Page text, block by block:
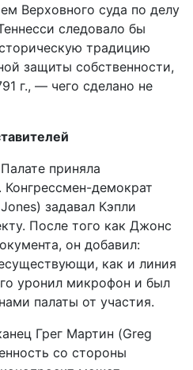
Верховного суда по делу
следовало бы
традицию
защиты собственности,
г., — чего сделано не
приняла
демократ
задавал Кэпли
После того как Джонс
он добавил:
как и линия
уронил микрофон и был
палаты от участия.
Грег Мартин (Greg
со стороны